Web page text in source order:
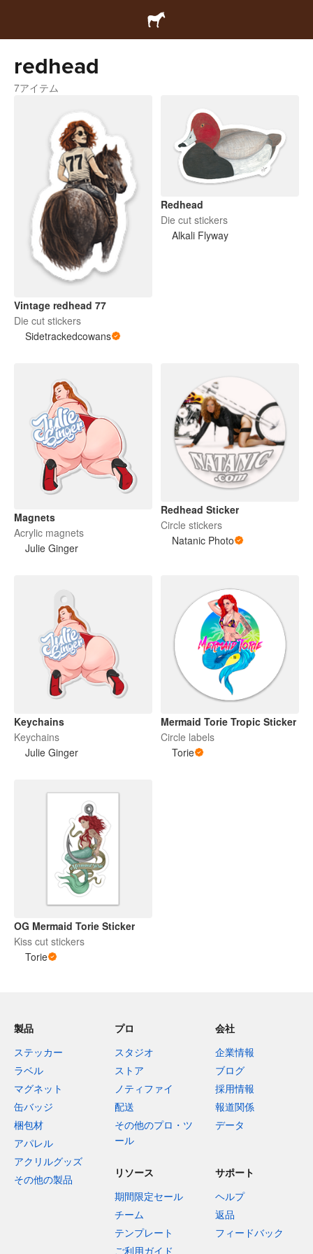
redhead
7アイテム
Vintage redhead 77
Die cut stickers
Sidetrackedcowans
Redhead
Die cut stickers
Alkali Flyway
Magnets
Acrylic magnets
Julie Ginger
Redhead Sticker
Circle stickers
Natanic Photo
Keychains
Keychains
Julie Ginger
Mermaid Torie Tropic Sticker
Circle labels
Torie
OG Mermaid Torie Sticker
Kiss cut stickers
Torie
製品
ステッカー
ラベル
マグネット
缶バッジ
梱包材
アパレル
アクリルグッズ
その他の製品
プロ
スタジオ
ストア
ノティファイ
配送
その他のプロ・ツ
ール
会社
企業情報
ブログ
採用情報
報道関係
データ
リソース
期間限定セール
チーム
テンプレート
ご利用ガイド
サポート
ヘルプ
返品
フィードバック